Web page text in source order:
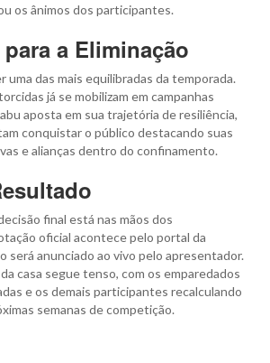
os ânimos dos participantes.
a Eliminação
das mais equilibradas da temporada.
já se mobilizam em campanhas
aposta em sua trajetória de resiliência,
conquistar o público destacando suas
e alianças dentro do confinamento.
final está nas mãos dos
oficial acontece pelo portal da
será anunciado ao vivo pelo apresentador.
casa segue tenso, com os emparedados
e os demais participantes recalculando
semanas de competição.